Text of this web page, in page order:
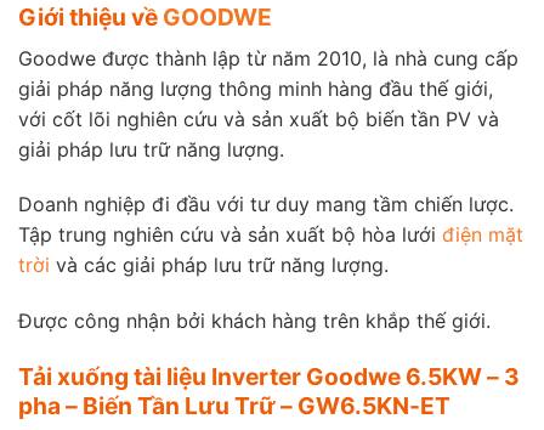
Giới thiệu về GOODWE
Goodwe được thành lập từ năm 2010, là nhà cung cấp
giải pháp năng lượng thông minh hàng đầu thế giới,
với cốt lõi nghiên cứu và sản xuất bộ biến tần PV và
giải pháp lưu trữ năng lượng.
Doanh nghiệp đi đầu với tư duy mang tầm chiến lược.
Tập trung nghiên cứu và sản xuất bộ hòa lưới điện mặt
trời và các giải pháp lưu trữ năng lượng.
Được công nhận bởi khách hàng trên khắp thế giới.
Tải xuống tài liệu Inverter Goodwe 6.5KW – 3
pha – Biến Tần Lưu Trữ – GW6.5KN-ET